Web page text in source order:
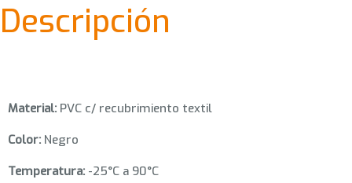
Descripción
Material: PVC c/ recubrimiento textil
Color: Negro
Temperatura: -25°C a 90°C